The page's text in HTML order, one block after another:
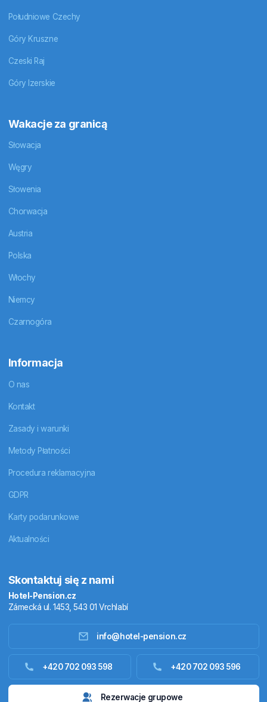
Zakwaterowanie za granicą
Południowe Czechy
Góry Kruszne
Czeski Raj
Góry Izerskie
Wakacje za granicą
Słowacja
Węgry
Słowenia
Chorwacja
Austria
Polska
Włochy
Niemcy
Czarnogóra
Informacja
O nas
Kontakt
Zasady i warunki
Metody Płatności
Procedura reklamacyjna
GDPR
Karty podarunkowe
Aktualności
Skontaktuj się z nami
Hotel-Pension.cz
Zámecká ul. 1453, 543 01 Vrchlabí
info@hotel-pension.cz
+420 702 093 598 +420 702 093 596
Rezerwacje grupowe